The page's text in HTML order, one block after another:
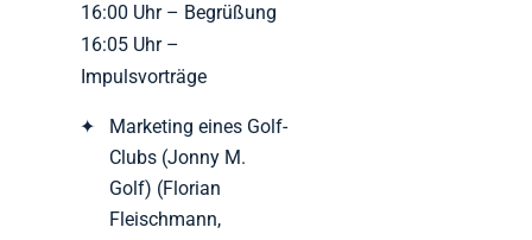
16:00 Uhr – Begrüßung
16:05 Uhr –
Impulsvorträge
Marketing eines Golf-
Clubs (Jonny M.
Golf) (Florian
Fleischmann,